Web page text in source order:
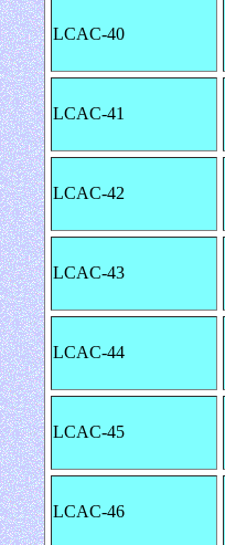
LCAC-40
LCAC-41
LCAC-42
LCAC-43
LCAC-44
LCAC-45
LCAC-46